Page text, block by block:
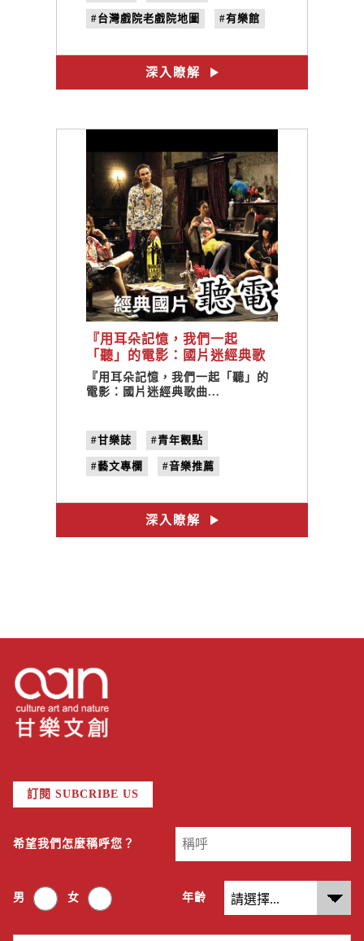
#台灣戲院老戲院地圖 #有樂館
#昇平戲院
#大舞臺戲院 #萬國劇院
#瑞舞丹大戲院 #五洲戲院
#第一大戲院 #大洲戲院
#黃涓筑 #no.26
#尋找臺灣老戲院
深入瞭解
『用耳朵記憶，我們一起
「聽」的電影：國片迷經典歌
曲』
『用耳朵記憶，我們一起「聽」的
電影：國片迷經典歌曲...
#甘樂誌 #青年觀點
#藝文專欄 #音樂推薦
#國片迷經典歌曲
深入瞭解
訂閱 SUBCRIBE US
希望我們怎麼稱呼您？
男 女 年齡